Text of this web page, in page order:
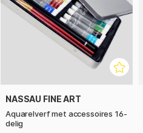
NASSAU FINE ART
Aquarelverf met accessoires 16-
delig